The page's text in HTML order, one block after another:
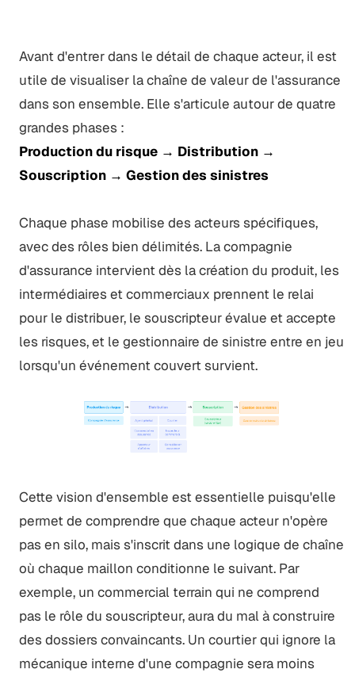
Avant d'entrer dans le détail de chaque acteur, il est
utile de visualiser la chaîne de valeur de l'assurance
dans son ensemble. Elle s'articule autour de quatre
grandes phases :
Production du risque → Distribution →
Souscription → Gestion des sinistres
Chaque phase mobilise des acteurs spécifiques,
avec des rôles bien délimités. La compagnie
d'assurance intervient dès la création du produit, les
intermédiaires et commerciaux prennent le relai
pour le distribuer, le souscripteur évalue et accepte
les risques, et le gestionnaire de sinistre entre en jeu
lorsqu'un événement couvert survient.
Cette vision d'ensemble est essentielle puisqu'elle
permet de comprendre que chaque acteur n'opère
pas en silo, mais s'inscrit dans une logique de chaîne
où chaque maillon conditionne le suivant. Par
exemple, un commercial terrain qui ne comprend
pas le rôle du souscripteur, aura du mal à construire
des dossiers convaincants. Un courtier qui ignore la
mécanique interne d'une compagnie sera moins